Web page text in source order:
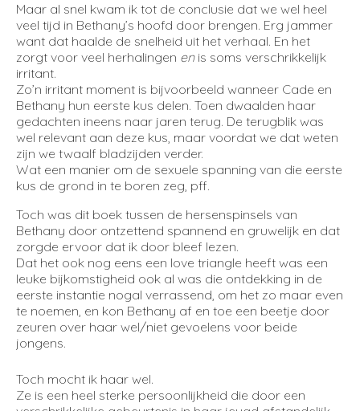
Maar al snel kwam ik tot de conclusie dat we wel heel
veel tijd in Bethany’s hoofd door brengen. Erg jammer
want dat haalde de snelheid uit het verhaal. En het
zorgt voor veel herhalingen enis soms verschrikkelijk
irritant.
Zo’n irritant moment is bijvoorbeeld wanneer Cade en
Bethany hun eerste kus delen. Toen dwaalden haar
gedachten ineens naar jaren terug. De terugblik was
wel relevant aan deze kus, maar voordat we dat weten
zijn we twaalf bladzijden verder.
Wat een manier om de sexuele spanning van die eerste
kus de grond in te boren zeg, pff.
Toch was dit boek tussen de hersenspinsels van
Bethany door ontzettend spannend en gruwelijk en dat
zorgde ervoor dat ik door bleef lezen.
Dat het ook nog eens een love triangle heeft was een
leuke bijkomstigheid ook al was die ontdekking in de
eerste instantie nogal verrassend, om het zo maar even
te noemen, en kon Bethany af en toe een beetje door
zeuren over haar wel/niet gevoelens voor beide
jongens.
Toch mocht ik haar wel.
Ze is een heel sterke persoonlijkheid die door een